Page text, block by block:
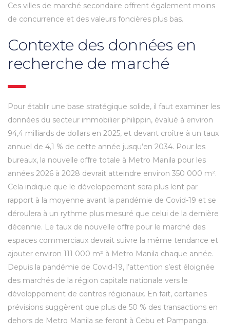
Ces villes de marché secondaire offrent également moins
de concurrence et des valeurs foncières plus bas.
Contexte des données en
recherche de marché
Pour établir une base stratégique solide, il faut examiner les
données du secteur immobilier philippin, évalué à environ
94,4 milliards de dollars en 2025, et devant croître à un taux
annuel de 4,1 % de cette année jusqu’en 2034. Pour les
bureaux, la nouvelle offre totale à Metro Manila pour les
années 2026 à 2028 devrait atteindre environ 350 000 m².
Cela indique que le développement sera plus lent par
rapport à la moyenne avant la pandémie de Covid-19 et se
déroulera à un rythme plus mesuré que celui de la dernière
décennie. Le taux de nouvelle offre pour le marché des
espaces commerciaux devrait suivre la même tendance et
ajouter environ 111 000 m² à Metro Manila chaque année.
Depuis la pandémie de Covid-19, l’attention s’est éloignée
des marchés de la région capitale nationale vers le
développement de centres régionaux. En fait, certaines
prévisions suggèrent que plus de 50 % des transactions en
dehors de Metro Manila se feront à Cebu et Pampanga.